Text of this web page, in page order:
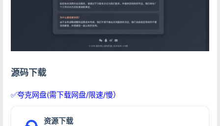
源码下载
✅夸克网盘(需下载网盘/限速/慢）
资源下载